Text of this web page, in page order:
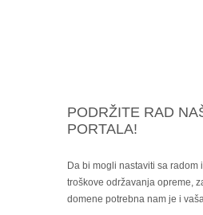
PODRŽITE RAD
PORTALA!
Da bi mogli nastaviti sa radom
troškove održavanja opreme,
domene potrebna nam je i